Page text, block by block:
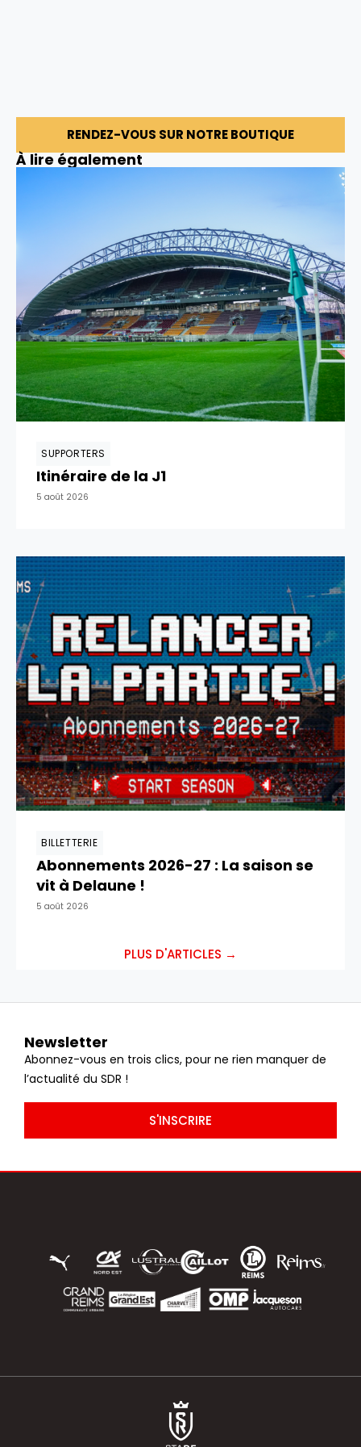
RENDEZ-VOUS SUR NOTRE BOUTIQUE
À lire également
SUPPORTERS
Itinéraire de la J1
5 août 2026
BILLETTERIE
Abonnements 2026-27 : La saison se
vit à Delaune !
5 août 2026
PLUS D'ARTICLES →
Newsletter
Abonnez-vous en trois clics, pour ne rien manquer de
l’actualité du SDR !
S'INSCRIRE